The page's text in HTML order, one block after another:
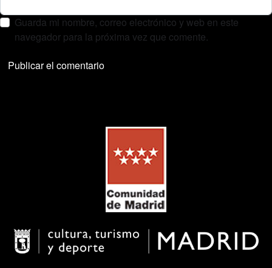
Guarda mi nombre, correo electrónico y web en este
navegador para la próxima vez que comente.